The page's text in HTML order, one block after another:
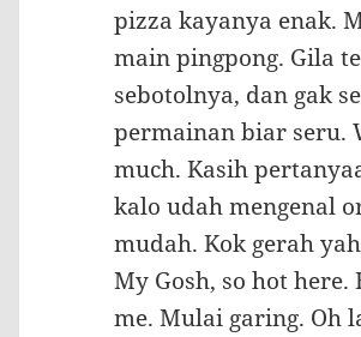
pizza kayanya enak.
main pingpong. Gila
sebotolnya, dan gak
permainan biar seru.
much. Kasih
kalo udah mengenal
mudah. Kok gerah
My Gosh, so hot here.
me. Mulai garing. Oh